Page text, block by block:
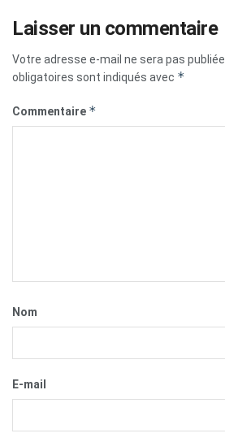
Laisser un commentaire
Votre adresse e-mail ne sera pas publiée.
obligatoires sont indiqués avec *
Commentaire *
Nom
E-mail